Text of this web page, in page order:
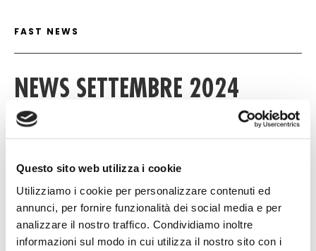
Questo sito web utilizza i cookie
Utilizziamo i cookie per personalizzare contenuti ed
annunci, per fornire funzionalità dei social media e per
analizzare il nostro traffico. Condividiamo inoltre
informazioni sul modo in cui utilizza il nostro sito con i
FAST NEWS DETAIL
FAST NEWS
NEWS SETTEMBRE 2024
Download